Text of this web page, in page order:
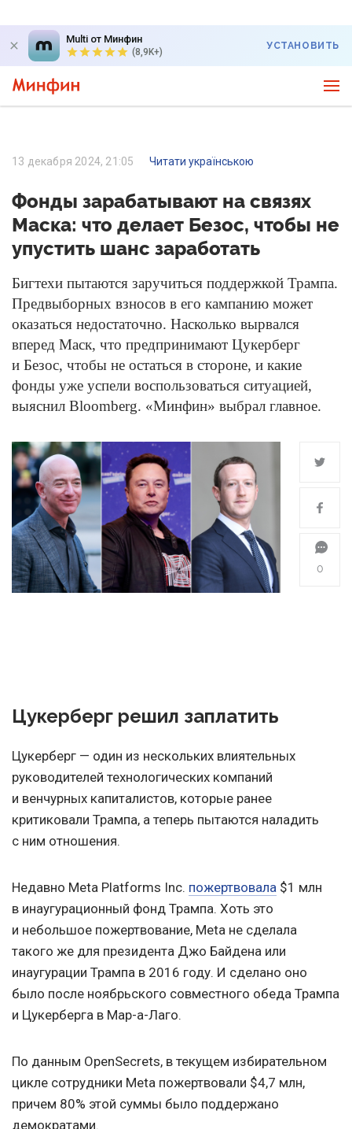
Multi от Минфин
(8,9K+)
УСТАНОВИТЬ
13 декабря 2024, 21:05 Читати українською
Фонды зарабатывают на связях
Маска: что делает Безос, чтобы не
упустить шанс заработать
Бигтехи пытаются заручиться поддержкой Трампа.
Предвыборных взносов в его кампанию может
оказаться недостаточно. Насколько вырвался
вперед Маск, что предпринимают Цукерберг
и Безос, чтобы не остаться в стороне, и какие
фонды уже успели воспользоваться ситуацией,
выяснил Bloomberg. «Минфин» выбрал главное.
0
Цукерберг решил заплатить
Цукерберг — один из нескольких влиятельных
руководителей технологических компаний
и венчурных капиталистов, которые ранее
критиковали Трампа, а теперь пытаются наладить
с ним отношения.
Недавно Meta Platforms Inc. пожертвовала $1 млн
в инаугурационный фонд Трампа. Хоть это
и небольшое пожертвование, Meta не сделала
такого же для президента Джо Байдена или
инаугурации Трампа в 2016 году. И сделано оно
было после ноябрьского совместного обеда Трампа
и Цукерберга в Мар-а-Лаго.
По данным OpenSecrets, в текущем избирательном
цикле сотрудники Meta пожертвовали $4,7 млн,
причем 80% этой суммы было поддержано
демократами.